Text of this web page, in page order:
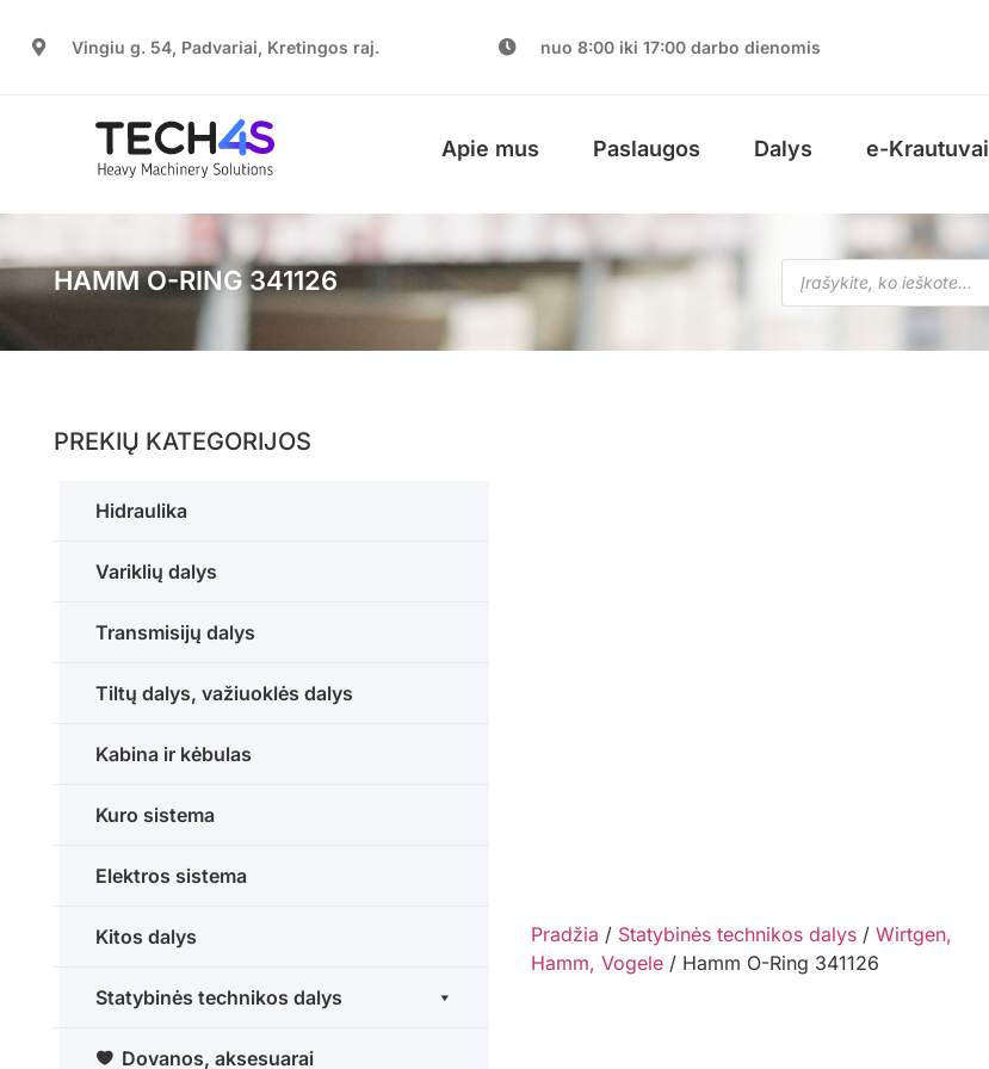
Vingiu g. 54, Padvariai, Kretingos raj. nuo 8:00 iki 17:00 darbo dienomis
Apie mus Paslaugos Dalys e-Krautuvai
HAMM O-RING 341126
PREKIŲ KATEGORIJOS
Hidraulika
Variklių dalys
Transmisijų dalys
Tiltų dalys, važiuoklės dalys
Kabina ir kėbulas
Kuro sistema
Elektros sistema
Kitos dalys
Statybinės technikos dalys
Dovanos, aksesuarai
Pradžia / Statybinės technikos dalys/ Wirtgen,
Hamm, Vogele/ Hamm O-Ring 341126